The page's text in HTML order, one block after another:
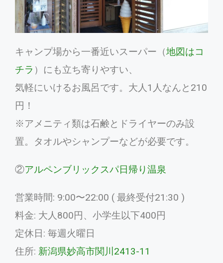
キャンプ場から一番近いスーパー（地図はコ
チラ ）にも立ち寄りやすい、
気軽にいけるお風呂です。大人1人なんと210
円！
※アメニティ類は石鹸とドライヤーのみ設
置。タオルやシャンプーなどが必要です。
②アルペンブリックスパ日帰り温泉
営業時間: 9:00〜22:00 ( 最終受付21:30 )
料金: 大人800円、小学生以下400円
定休日: 毎週火曜日
住所: 新潟県妙高市関川2413-11